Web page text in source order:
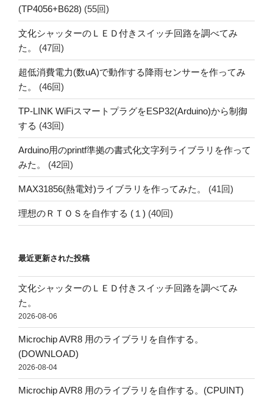
(TP4056+B628) (55回)
文化シャッターのＬＥＤ付きスイッチ回路を調べてみ
た。
(47回)
超低消費電力(数uA)で動作する降雨センサーを作ってみ
た。
(46回)
TP-LINK WiFiスマートプラグをESP32(Arduino)から制御
する (43回)
Arduino用のprintf準拠の書式化文字列ライブラリを作って
みた。
(42回)
MAX31856(熱電対)ライブラリを作ってみた。 (41回)
理想のＲＴＯＳを自作する (１) (40回)
最近更新された投稿
文化シャッターのＬＥＤ付きスイッチ回路を調べてみ
た。
2026-08-06
Microchip AVR8 用のライブラリを自作する。
(DOWNLOAD)
2026-08-04
Microchip AVR8 用のライブラリを自作する。(CPUINT)